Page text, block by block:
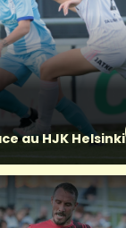
au HJK Helsinki